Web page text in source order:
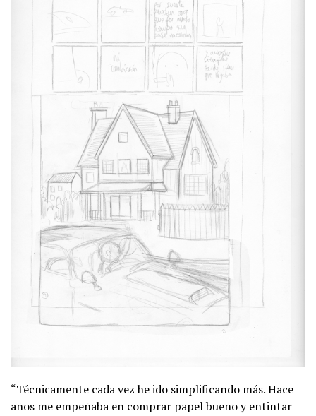
“Técnicamente cada vez he ido simplificando más. Hace
años me empeñaba en comprar papel bueno y entintar